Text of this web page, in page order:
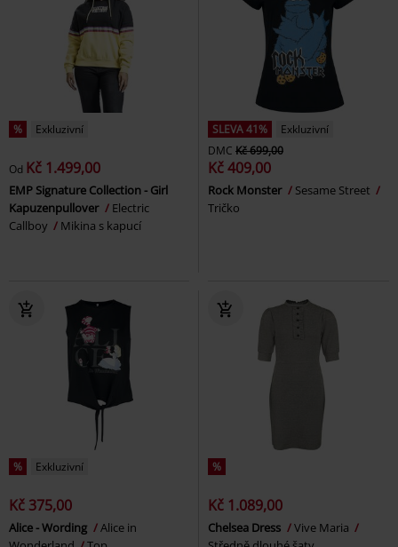
% Exkluzivní
Od Kč 1.499,00
EMP Signature Collection - Girl
Kapuzenpullover
Electric
Callboy
Mikina s kapucí
SLEVA 41%
Exkluzivní
DMC Kč 699,00
Kč 409,00
Rock Monster
Sesame Street
Tričko
% Exkluzivní
Kč 375,00
Alice - Wording
Alice in
%
Kč 1.089,00
Chelsea Dress
Vive Maria